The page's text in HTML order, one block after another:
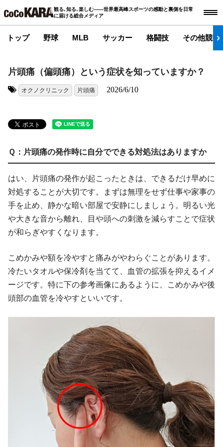
観る､知る､楽しむ――世界最高峰スポーツの感動と裏側を日常
に届ける総合メディア
トップ 野球 MLB サッカー 格闘技 その他競技
片頭痛（偏頭痛）という症状を知っていますか？
オクノクリニック 片頭痛 2026/6/10
Ｑ：片頭痛の発作時に自分でできる対処法はありますか
はい、片頭痛の発作が起こったときは、できるだけ早めに
対処することが大切です。まずは無理をせず仕事や家事の
手を止め、静かな暗い部屋で安静にしましょう。明るい光
や大きな音から離れ、目や頭への刺激を減らすことで症状
が和らぎやすくなります。
こめかみや額を冷やすと痛みがやわらぐことがあります。
冷たいタオルや保冷剤を当てて、血管の拡張を抑えるイメ
ージです。特に下の参考画像にあるように、こめかみや後
頭部の血管を冷やすといいです。